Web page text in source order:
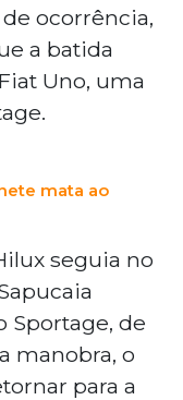
no Mato
Civil,
um
em um
28 anos, e
no
do
ocorrência,
a batida
Uno, uma
mata ao
seguia no
Sportage, de
manobra, o
para a